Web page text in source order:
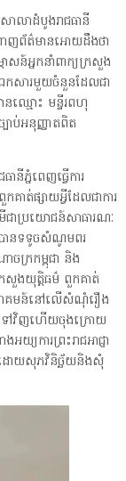
ាលាដំបូងរាជធានី
ាញព័ត៌មានអោយដឹងថា
ាសន៍អ្នកនាំពាក្យក្រសួង
កសារមួយចំនួនដែលជា
នឈ្មោះ មន្ទីរពហុ
ាប់អនុញ្ញាតពិត
ភ្នំពេញធ្វើការ
ាត់ផ្សាយអ្វីដែលជាការ
ជាប្រយោជន៍សាធារណៈ
បានទទូចសំណូមពរ
ចក្រកម្ពុជា និង
ក្រសួងយុត្តិធម៌ ពួកគាត់
រាគមន៍នៅលើសំណុំរឿង
ដឹងទៅវិញហើយចុងក្រោយ
ការព្រះរាជអាជ្ញា
ដោយសុភវិនិច្ឆ័យនិងសុំ